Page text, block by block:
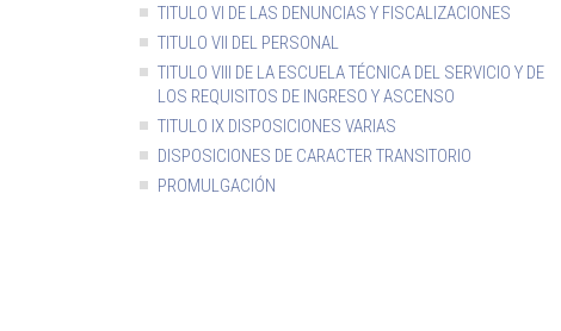
TITULO VI DE LAS DENUNCIAS Y FISCALIZACIONES
TITULO VII DEL PERSONAL
TITULO VIII DE LA ESCUELA TÉCNICA DEL SERVICIO Y DE
LOS REQUISITOS DE INGRESO Y ASCENSO
TITULO IX DISPOSICIONES VARIAS
DISPOSICIONES DE CARACTER TRANSITORIO
PROMULGACIÓN